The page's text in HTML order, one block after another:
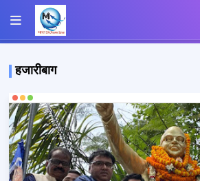
हजारीबाग